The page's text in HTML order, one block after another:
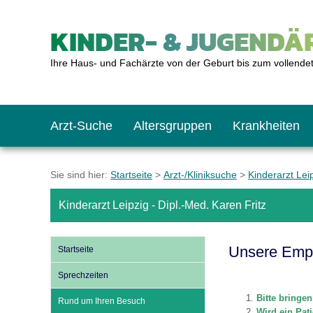
KINDER- &
Ihre Haus- und Fachärzte von der Geburt bis zum
Arzt-Suche Altersgruppen
Das erste Jahr
Jugendliche
Krankheiten
Baby: U1 bis U6
Schulkind: U10 bis
Teenager: J1 bis
Impfkalender
Was muss man
Impfreaktionen
Notrufnummern
Sofortmaßnahmen
Notdienste
Gesundheitsämter
Link-Tipps
BMI-Rechner
Wachstum-
Sie sind hier: Startseite > Arzt-/Kliniksuche > Kinderarzt
Kinderarzt Leipzig - Dipl.-Med. Karen Fritz
Startseite
Sprechzeiten
Rund um Ihren Besuch
Unsere
Bitte